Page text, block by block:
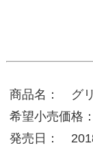
商品名： グ
希望小売価格
発売日：